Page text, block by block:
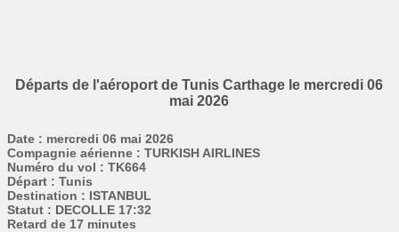
Départs de l'aéroport de Tunis Carthage le mercredi 06
mai 2026
Date : mercredi 06 mai 2026
Compagnie aérienne : TURKISH AIRLINES
Numéro du vol : TK664
Départ : Tunis
Destination : ISTANBUL
Statut : DECOLLE 17:32
Retard de 17 minutes